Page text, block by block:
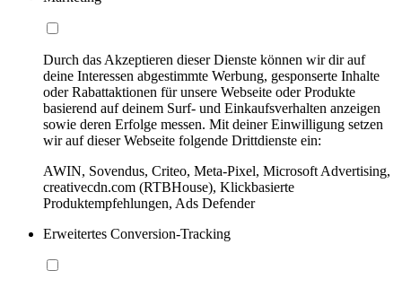
Durch das Akzeptieren dieser Dienste können wir dir auf
deine Interessen abgestimmte Werbung, gesponserte Inhalte
oder Rabattaktionen für unsere Webseite oder Produkte
basierend auf deinem Surf- und Einkaufsverhalten anzeigen
sowie deren Erfolge messen. Mit deiner Einwilligung setzen
wir auf dieser Webseite folgende Drittdienste ein:
AWIN, Sovendus, Criteo, Meta-Pixel, Microsoft Advertising,
creativecdn.com (RTBHouse), Klickbasierte
Produktempfehlungen, Ads Defender
Erweitertes Conversion-Tracking